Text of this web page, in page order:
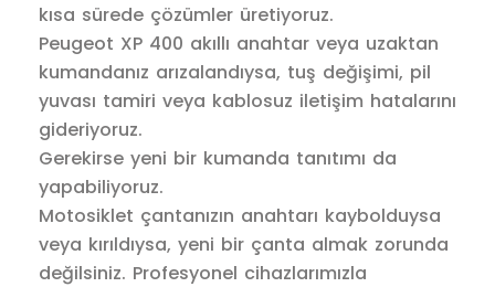
kısa sürede çözümler üretiyoruz.
Peugeot XP 400 akıllı anahtar veya uzaktan
kumandanız arızalandıysa, tuş değişimi, pil
yuvası tamiri veya kablosuz iletişim hatalarını
gideriyoruz.
Gerekirse yeni bir kumanda tanıtımı da
yapabiliyoruz.
Motosiklet çantanızın anahtarı kaybolduysa
veya kırıldıysa, yeni bir çanta almak zorunda
değilsiniz. Profesyonel cihazlarımızla